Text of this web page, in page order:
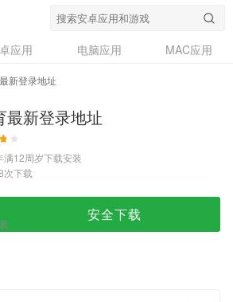
应用 电脑应用
MAC应用
专题
新登录地址
最新登录地址
满12周岁下载安装
次下载
安全下载